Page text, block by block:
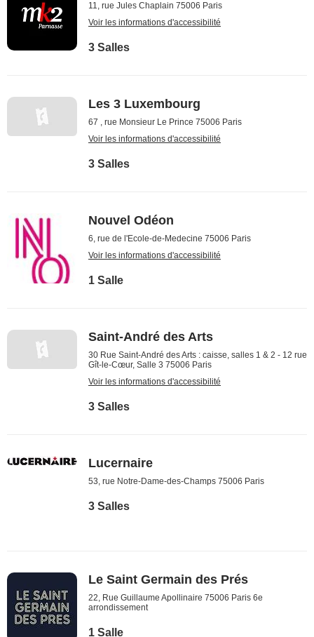
11, rue Jules Chaplain 75006 Paris
Voir les informations d'accessibilité
3 Salles
Les 3 Luxembourg
67 , rue Monsieur Le Prince 75006 Paris
Voir les informations d'accessibilité
3 Salles
Nouvel Odéon
6, rue de l'Ecole-de-Medecine 75006 Paris
Voir les informations d'accessibilité
1 Salle
Saint-André des Arts
30 Rue Saint-André des Arts : caisse, salles 1 & 2 - 12 rue
Gît-le-Cœur, Salle 3 75006 Paris
Voir les informations d'accessibilité
3 Salles
Lucernaire
53, rue Notre-Dame-des-Champs 75006 Paris
3 Salles
Le Saint Germain des Prés
22, Rue Guillaume Apollinaire 75006 Paris 6e
arrondissement
1 Salle